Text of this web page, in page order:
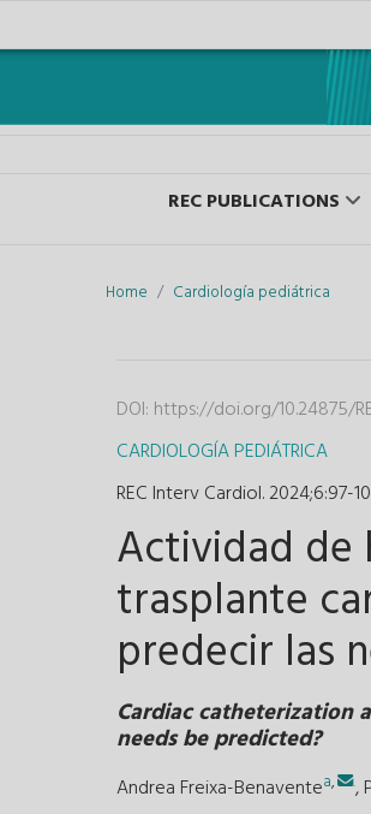
REC PUBLICATIONS
Home Cardiología pediátrica
DOI: https://doi.org/10.24875/
CARDIOLOGÍA PEDIÁTRICA
REC Interv Cardiol. 2024;6:97-
Actividad de
trasplante
predecir las
Cardiac catheterization
needs be predicted?
Andrea Freixa-Benaventea, .,